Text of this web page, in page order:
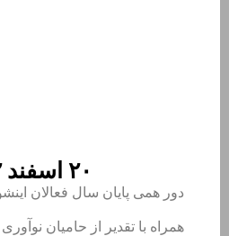
۲۰ اسفند ۱۴۰۲
دور همی پایان سال فعالان
همراه با تقدیر از حامیان